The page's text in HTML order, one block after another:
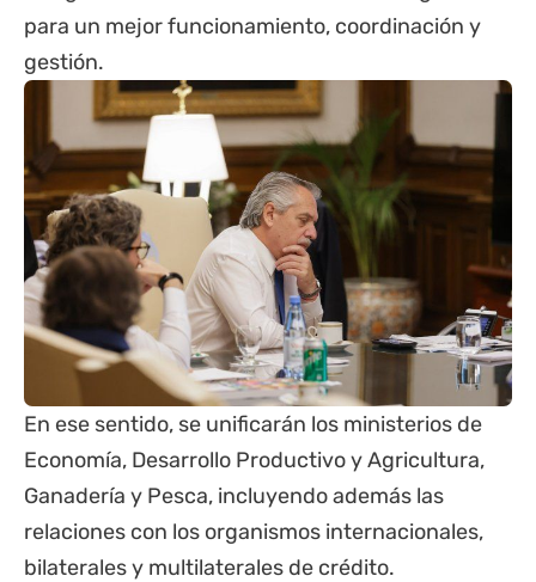
para un mejor funcionamiento, coordinación y
gestión.
En ese sentido, se unificarán los ministerios de
Economía, Desarrollo Productivo y Agricultura,
Ganadería y Pesca, incluyendo además las
relaciones con los organismos internacionales,
bilaterales y multilaterales de crédito.